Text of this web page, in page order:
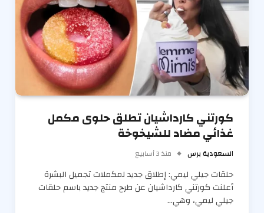
كورتني كارداشيان تطلق حلوى مكمل
غذائي مضاد للشيخوخة
السعودية برس منذ 3 أسابيع
حلقات جيلي ليمي: إطلاق جديد لمكملات تجميل البشرة
أعلنت كورتني كارداشيان عن طرح منتج جديد باسم حلقات
جيلي ليمي، وهي…